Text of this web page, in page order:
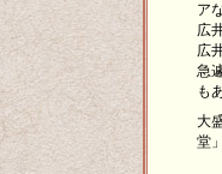
ア
広
広
急
も
大
堂